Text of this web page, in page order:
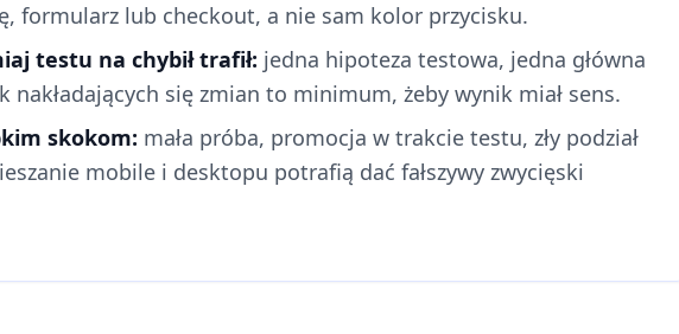
formularz lub checkout, a nie sam kolor przycisku.
testu na chybił trafił: jedna hipoteza testowa, jedna główna
nakładających się zmian to minimum, żeby wynik miał sens.
skokom: mała próba, promocja w trakcie testu, zły podział
mobile i desktopu potrafią dać fałszywy zwycięski